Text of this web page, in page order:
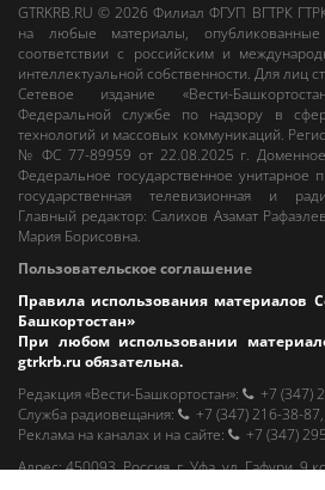
GTRKRB.RU © 2026Филиал ФГУП ВГТРК
на любые материалы,
соответствии с российским и
интеллектуальной собственности. Для лиц
Сетевое издание «Вести-
Федеральной службе по надзору в
технологий и массовых коммуникаций.
№ ФС 77-89959 от 22.08.2025 г.
Федеральное государственное унитарное
государственная телевизионная и
Главный редактор:Салихов Азамат
Мария Борисовна.
Пользовательское соглашение
Правила использования материалов
Башкортостан»
При любом использовании
gtrkrb.ru обязательна.
Редакция «Вести-Башкортостан»: +7 (347)
Cлужба радиовещания: +7 (347) 216-38-87,
Реклама на каналах и на сайте: +7 (347)
Адрес:450093,Россия, г. Уфа, ул.Гафури, 9